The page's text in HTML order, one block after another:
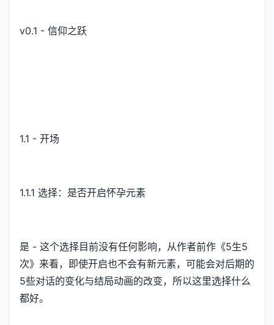
v0.1 - 信仰之跃
1.1 - 开场
1.1.1 选择：是否开启怀孕元素
是 - 这个选择目前没有任何影响，从作者前作《5生5
次》来看，即使开启也不会有新元素，可能会对后期的
5些对话的变化与结局动画的改变，所以这里选择什么
都好。